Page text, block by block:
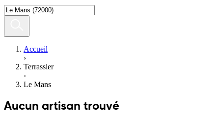
Accueil
›
Terrassier
›
Le Mans
Aucun artisan trouvé